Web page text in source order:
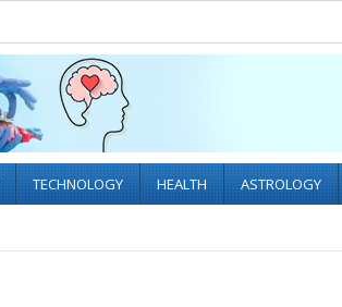
TECHNOLOGY HEALTH ASTROLOGY